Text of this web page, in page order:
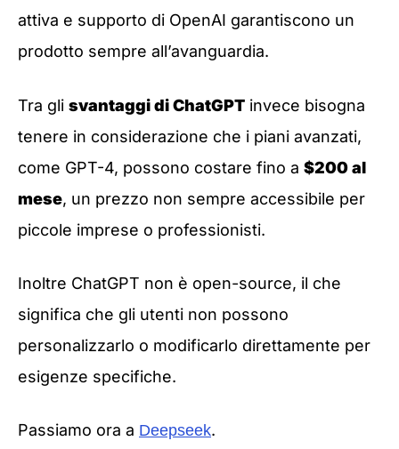
attiva e supporto di OpenAI garantiscono un
prodotto sempre all’avanguardia.
Tra gli svantaggi di ChatGPT invece bisogna
tenere in considerazione che i piani avanzati,
come GPT-4, possono costare fino a $200 al
mese, un prezzo non sempre accessibile per
piccole imprese o professionisti.
Inoltre ChatGPT non è open-source, il che
significa che gli utenti non possono
personalizzarlo o modificarlo direttamente per
esigenze specifiche.
Passiamo ora a Deepseek.